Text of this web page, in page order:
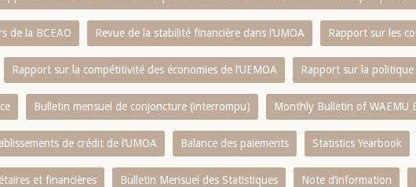
de la BCEAO Revue de la stabilité financière dans l‘UMOA Rapport sur les
Rapport sur la compétitivité des économies de l‘UEMOA Rapport sur la
Bulletin mensuel de conjoncture (interrompu) Monthly Bulletin of WAEMU
de crédit de l‘UMOA Balance des paiements Statistics Yearbook
et financières Bulletin Mensuel des Statistiques Note d’information